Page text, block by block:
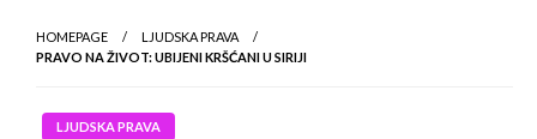
HOMEPAGE
LJUDSKA PRAVA
PRAVO NA ŽIVOT: UBIJENI KRŠĆANI U SIRIJI
LJUDSKA PRAVA